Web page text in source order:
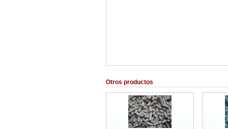
Otros productos